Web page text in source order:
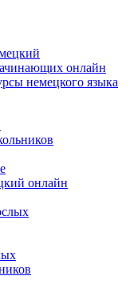
онлайн
немецкого языка
онлайн